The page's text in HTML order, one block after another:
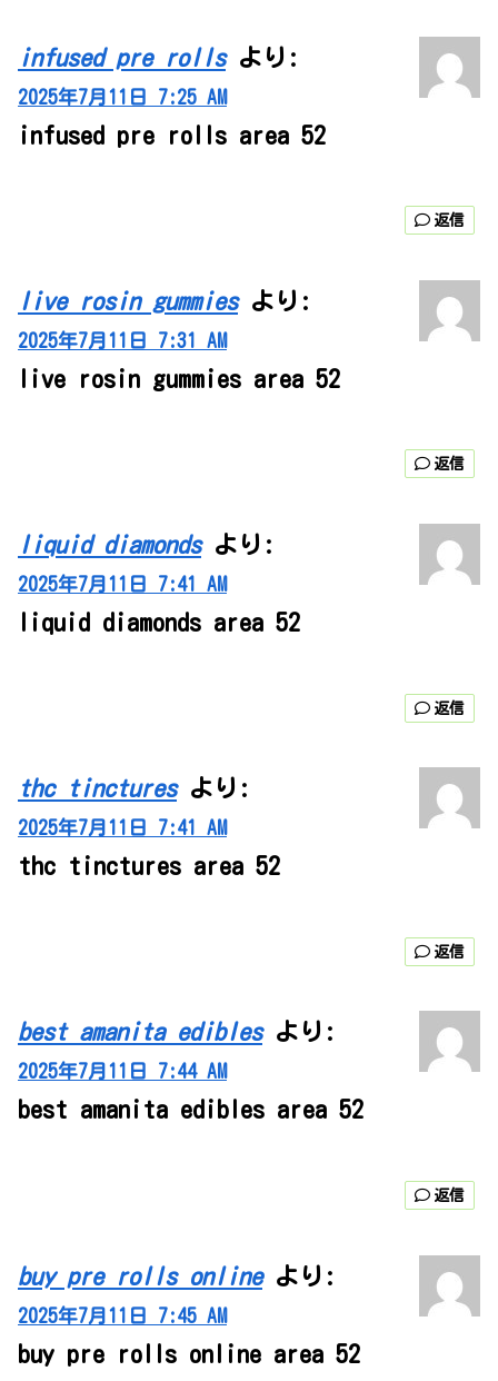
infused pre rolls より:
2025年7月11日 7:25 AM
infused pre rolls area 52
返信
live rosin gummies より:
2025年7月11日 7:31 AM
live rosin gummies area 52
返信
liquid diamonds より:
2025年7月11日 7:41 AM
liquid diamonds area 52
返信
thc tinctures より:
2025年7月11日 7:41 AM
thc tinctures area 52
返信
best amanita edibles より:
2025年7月11日 7:44 AM
best amanita edibles area 52
返信
buy pre rolls online より:
2025年7月11日 7:45 AM
buy pre rolls online area 52